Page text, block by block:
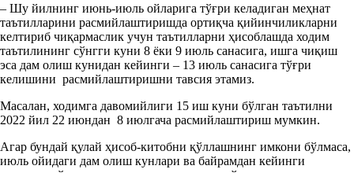
– Шу йилнинг июнь-июль ойларига тўғри келадиган меҳнат
таътилларини расмийлаштиришда ортиқча қийинчиликларни
келтириб чиқармаслик учун таътилларни ҳисоблашда ходим
таътилининг сўнгги куни 8 ёки 9 июль санасига, ишга чиқиш
эса дам олиш кунидан кейинги – 13 июль санасига тўғри
келишини расмийлаштиришни тавсия этамиз.
Масалан, ходимга давомийлиги 15 иш куни бўлган таътилни
2022 йил 22 июндан 8 июлгача расмийлаштириш мумкин.
Агар бундай қулай ҳисоб-китобни қўллашнинг имкони бўлмаса,
июль ойидаги дам олиш кунлари ва байрамдан кейинги